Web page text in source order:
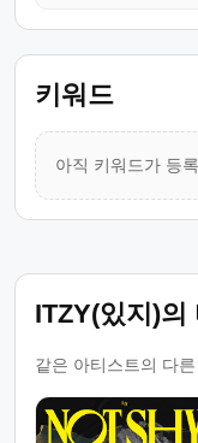
키워드
아직 키워드가 등
ITZY(있지)의
같은 아티스트의 다